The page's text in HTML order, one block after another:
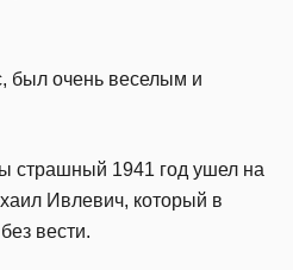
был очень веселым и
страшный 1941 год ушел на
Ивлевич, который в
вести.